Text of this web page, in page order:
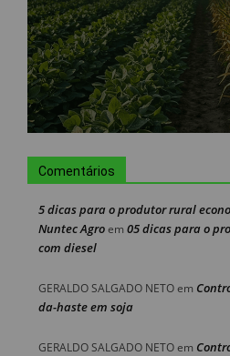
Comentários
5 dicas para o produtor rural
Nuntec Agroem 05 dicas para o
com diesel
GERALDO SALGADO NETOem
da-haste em soja
GERALDO SALGADO NETOem